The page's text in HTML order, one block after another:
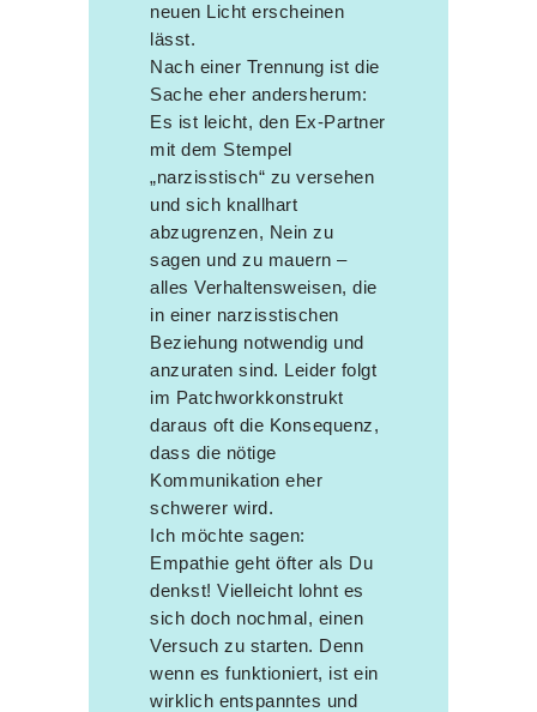
neuen Licht erscheinen
lässt.
Nach einer Trennung ist die
Sache eher andersherum:
Es ist leicht, den Ex-Partner
mit dem Stempel
„narzisstisch“ zu versehen
und sich knallhart
abzugrenzen, Nein zu
sagen und zu mauern –
alles Verhaltensweisen, die
in einer narzisstischen
Beziehung notwendig und
anzuraten sind. Leider folgt
im Patchworkkonstrukt
daraus oft die Konsequenz,
dass die nötige
Kommunikation eher
schwerer wird.
Ich möchte sagen:
Empathie geht öfter als Du
denkst! Vielleicht lohnt es
sich doch nochmal, einen
Versuch zu starten. Denn
wenn es funktioniert, ist ein
wirklich entspanntes und